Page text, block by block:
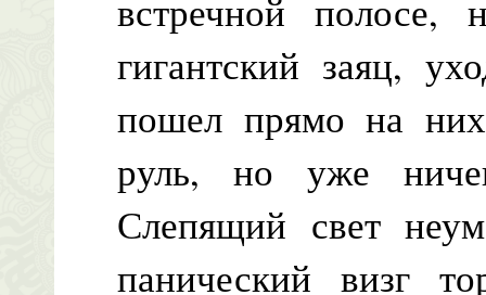
встречной полосе,
гигантский заяц,
пошел прямо на
руль, но уже
Слепящий свет
панический визг